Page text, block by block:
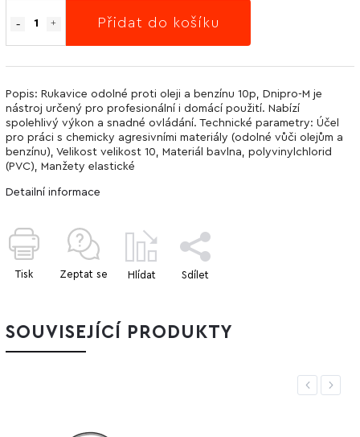
Přidat do košíku
Popis: Rukavice odolné proti oleji a benzínu 10p, Dnipro-M je
nástroj určený pro profesionální i domácí použití. Nabízí
spolehlivý výkon a snadné ovládání. Technické parametry: Účel
pro práci s chemicky agresivními materiály (odolné vůči olejům a
benzínu), Velikost velikost 10, Materiál bavlna, polyvinylchlorid
(PVC), Manžety elastické
Detailní informace
Tisk Zeptat se Hlídat Sdílet
SOUVISEJÍCÍ PRODUKTY
Previous
Next